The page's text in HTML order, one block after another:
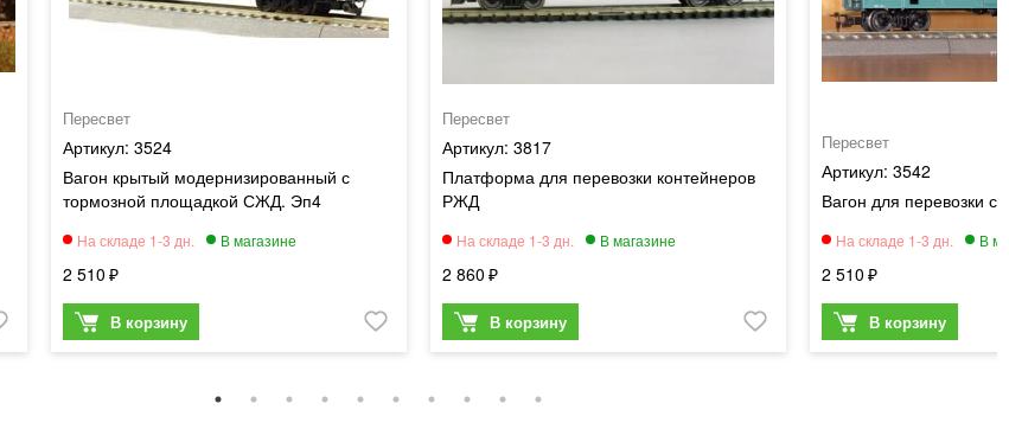
Пересвет
3524
Вагон крытый модернизированный с
тормозной площадкой СЖД. Эп4
2 510
Пересвет
3817
Платформа для перевозки контейнеров
РЖД
2 860
Пересвет
3542
Вагон для перевозки
2 510